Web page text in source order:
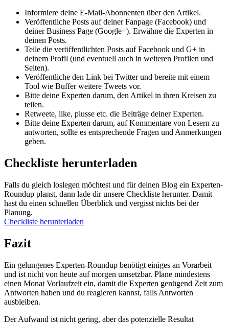
Informiere deine E-Mail-Abonnenten über den Artikel.
Veröffentliche Posts auf deiner Fanpage (Facebook) und
deiner Business Page (Google+). Erwähne die Experten in
deinen Posts.
Teile die veröffentlichten Posts auf Facebook und G+ in
deinem Profil (und eventuell auch in weiteren Profilen und
Seiten).
Veröffentliche den Link bei Twitter und bereite mit einem
Tool wie Buffer weitere Tweets vor.
Bitte deine Experten darum, den Artikel in ihren Kreisen zu
teilen.
Retweete, like, plusse etc. die Beiträge deiner Experten.
Bitte deine Experten darum, auf Kommentare von Lesern zu
antworten, sollte es entsprechende Fragen und Anmerkungen
geben.
Checkliste herunterladen
Falls du gleich loslegen möchtest und für deinen Blog ein Experten-
Roundup planst, dann lade dir unsere Checkliste herunter. Damit
hast du einen schnellen Überblick und vergisst nichts bei der
Planung.
Checkliste herunterladen
Fazit
Ein gelungenes Experten-Roundup benötigt einiges an Vorarbeit
und ist nicht von heute auf morgen umsetzbar. Plane mindestens
einen Monat Vorlaufzeit ein, damit die Experten genügend Zeit zum
Antworten haben und du reagieren kannst, falls Antworten
ausbleiben.
Der Aufwand ist nicht gering, aber das potenzielle Resultat